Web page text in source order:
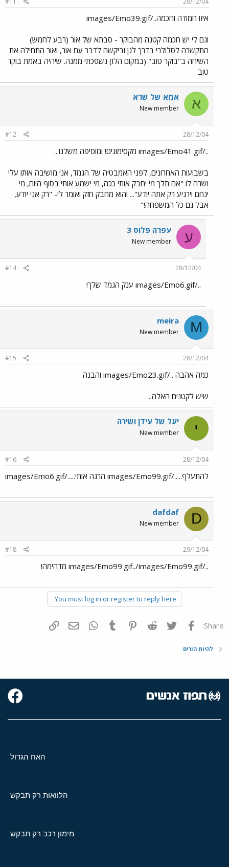
איזו חמודה וחכמה../images/Emo39.gif
וגם לי יש חכמה קטנה מהבוקר - סבתא של אור (רבע לחמש)
התקשרה לסלולרי בדרך לגן וביקשה לדבר עם אור, ואור התחילה את
השיחה ב"בוקר טוב" (במקום הלו) נשפכתי ממנה. שיהיה באמת בוקר
טוב
א אמא של שרא
New member
28/12/04
#12
../images/Emo41.gif מקסימונים! ומוסיפה משלנו...
בשבועות האחרונים, לפני האמבטיה של הגמד, אני מושיבה אותו עלי
ושרה לו "אם תלך מי יחבק אותי ככה, מי ישמע אותי בסוף היום, מי
ינחם וירגיע רק אתה יודע"... והוא מחבק חזק ואומר לי- "רק אני יודע,
אבל גם כל המשפחה!"
ע עפרה פלוס 3
New member
28/12/04
#14
../images/Emo6.gif ענק הגמד שלך!
M
meira
New member
28/12/04
#15
כמה אהבה ../images/Emo23.gif והבנה
שיש לקטנים האלה...
י יעל של עידן ושירה
New member
28/12/04
#16
להתעלף...../images/Emo99.gif הרגה אותי...../images/Emo6.gif
D
dafdaf
New member
29/12/04
#18
../images/Emo99.gif../images/Emo99.gif מדהימה!
You must log in or register to reply here.
Share: פייסבוק Twitter
Reddit
Pinterest
Tumblr
WhatsAppדואר אלקטרוני
להיות הורים
האח הגדול
הלוואות רק תבקש
מימון רכב רק תבקש